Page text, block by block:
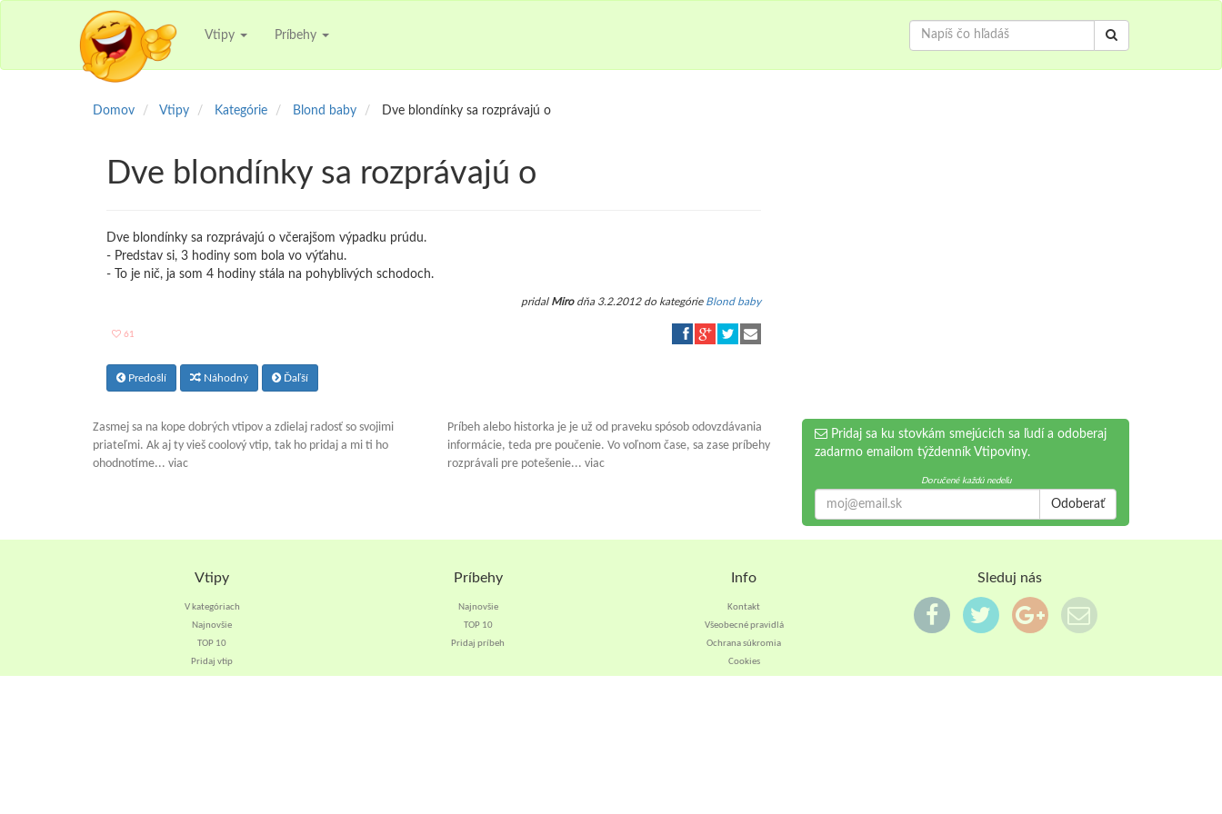
Vtipy Príbehy
Domov Vtipy Kategórie Blond baby Dve blondínky sa rozprávajú o
Dve blondínky sa rozprávajú o
Dve blondínky sa rozprávajú o včerajšom výpadku prúdu.
- Predstav si, 3 hodiny som bola vo výťahu.
- To je nič, ja som 4 hodiny stála na pohyblivých schodoch.
pridal Mirodňa 3.2.2012 do kategórie Blond baby
61
Predošlí Náhodný Ďaľší
Zasmej sa na kope dobrých vtipov a zdielaj radosť so svojimi
priateľmi. Ak aj ty vieš coolový vtip, tak ho pridaj a mi ti ho
ohodnotíme... viac
Príbeh alebo historka je je už od praveku spósob odovzdávania
informácie, teda pre poučenie. Vo voľnom čase, sa zase príbehy
rozprávali pre potešenie... viac
Pridaj sa ku stovkám smejúcich sa ľudí a odoberaj
zadarmo emailom týždenník Vtipoviny.
Doručené každú nedeľu
Odoberať
Vtipy
V kategóriach
Najnovšie
TOP 10
Pridaj vtip
Príbehy
Najnovšie
TOP 10
Pridaj príbeh
Info
Kontakt
Všeobecné pravidlá
Ochrana súkromia
Cookies
Sleduj nás